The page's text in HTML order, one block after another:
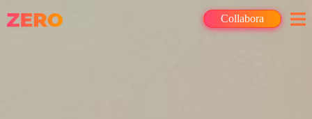
Collabora